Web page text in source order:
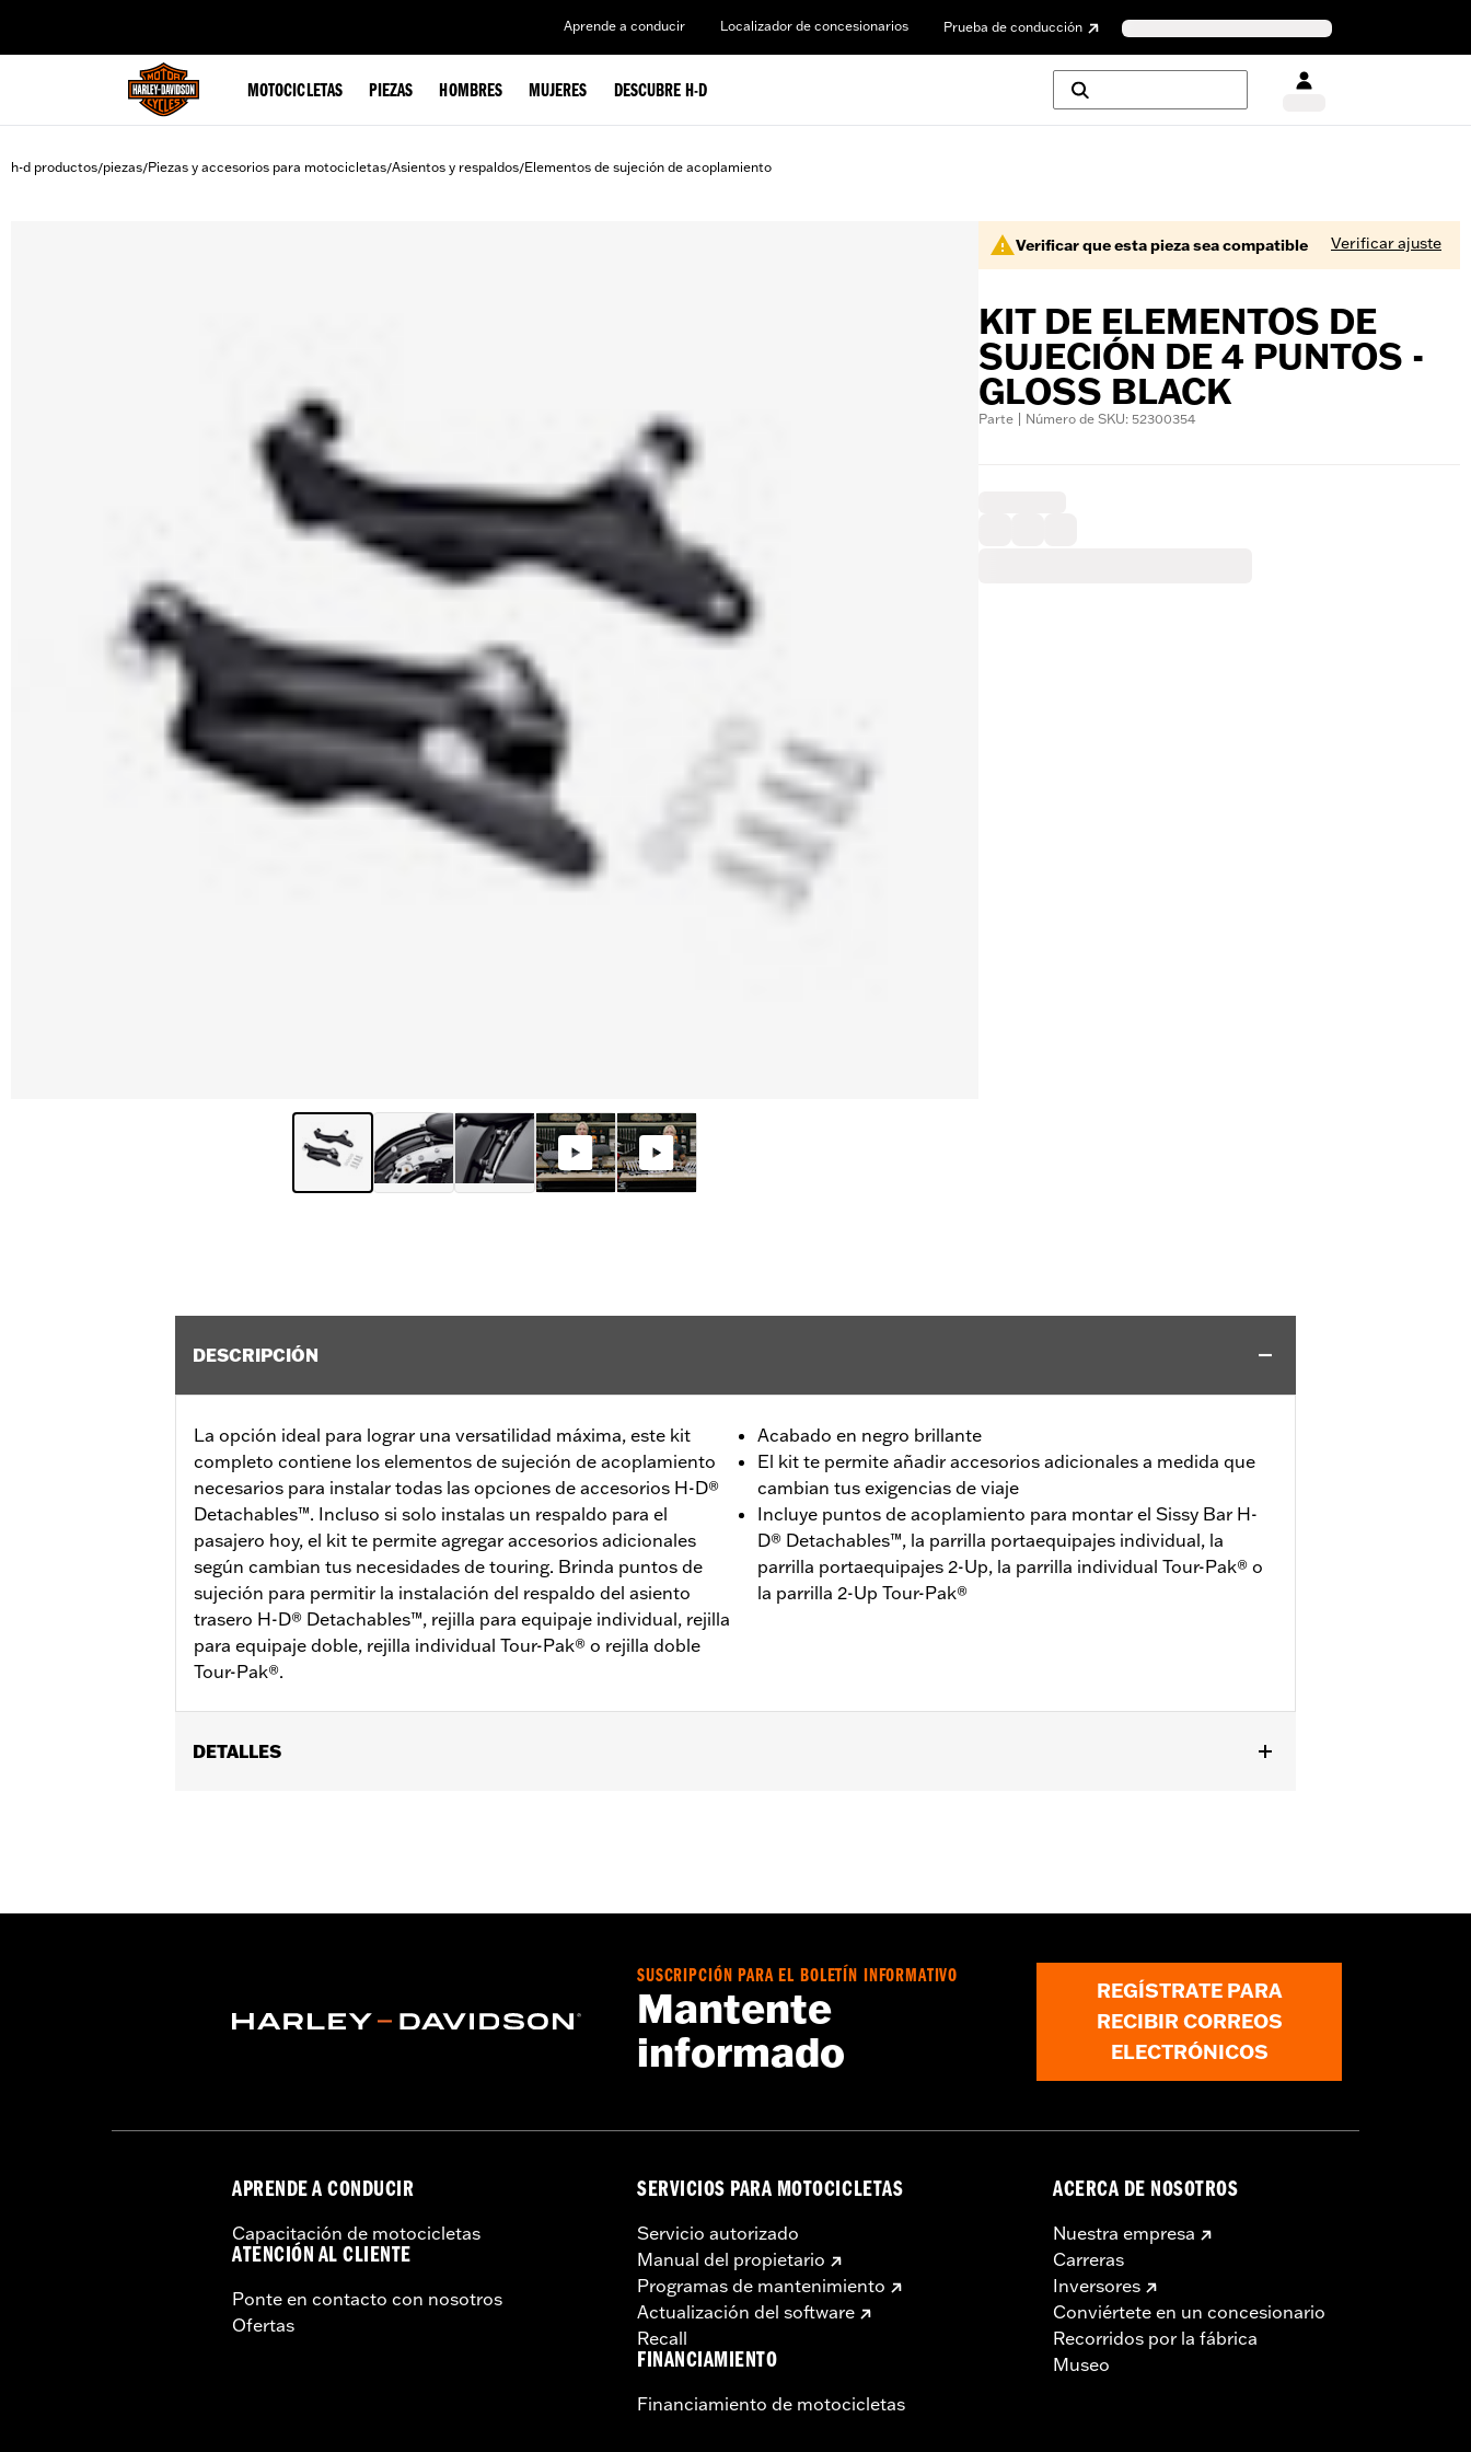
Aprende a conducir Localizador de concesionarios Prueba de conducción
MOTOCICLETAS PIEZAS HOMBRES MUJERES DESCUBRE H-D
h-d productos/piezas/Piezas y accesorios para motocicletas/Asientos y respaldos/Elementos de sujeción de acoplamiento
Verificar que esta pieza sea compatible Verificar ajuste
KIT DE ELEMENTOS DE
SUJECIÓN DE 4 PUNTOS -
GLOSS BLACK
Parte | Número de SKU: 52300354
DESCRIPCIÓN
La opción ideal para lograr una versatilidad máxima, este kit
completo contiene los elementos de sujeción de acoplamiento
necesarios para instalar todas las opciones de accesorios H-D®
Detachables™. Incluso si solo instalas un respaldo para el
pasajero hoy, el kit te permite agregar accesorios adicionales
según cambian tus necesidades de touring. Brinda puntos de
sujeción para permitir la instalación del respaldo del asiento
trasero H-D® Detachables™, rejilla para equipaje individual, rejilla
para equipaje doble, rejilla individual Tour-Pak® o rejilla doble
Tour-Pak®.
Acabado en negro brillante
El kit te permite añadir accesorios adicionales a medida que
cambian tus exigencias de viaje
Incluye puntos de acoplamiento para montar el Sissy Bar H-
D® Detachables™, la parrilla portaequipajes individual, la
parrilla portaequipajes 2-Up, la parrilla individual Tour-Pak® o
la parrilla 2-Up Tour-Pak®
DETALLES
Installation Instructions
www.h-d.com/warranty
SUSCRIPCIÓN PARA EL BOLETÍN INFORMATIVO
Mantente
informado
REGÍSTRATE PARA
RECIBIR CORREOS
ELECTRÓNICOS
APRENDE A CONDUCIR
Capacitación de motocicletas
ATENCIÓN AL CLIENTE
Ponte en contacto con nosotros
Ofertas
SERVICIOS PARA MOTOCICLETAS
Servicio autorizado
Manual del propietario
Programas de mantenimiento
Actualización del software
Recall
FINANCIAMIENTO
Financiamiento de motocicletas
ACERCA DE NOSOTROS
Nuestra empresa
Carreras
Inversores
Conviértete en un concesionario
Recorridos por la fábrica
Museo